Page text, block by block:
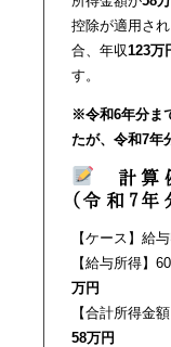
控除が適用さ
合、年収123万
す。
※令和6年分ま
たが、令和7年
計算
(令和7年
【ケース】給
【給与所得】
万円
【合計所得金
58万円